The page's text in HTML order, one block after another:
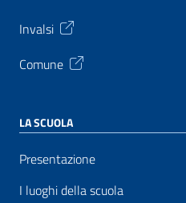
Invalsi
Comune
LA SCUOLA
Presentazione
I luoghi della scuola